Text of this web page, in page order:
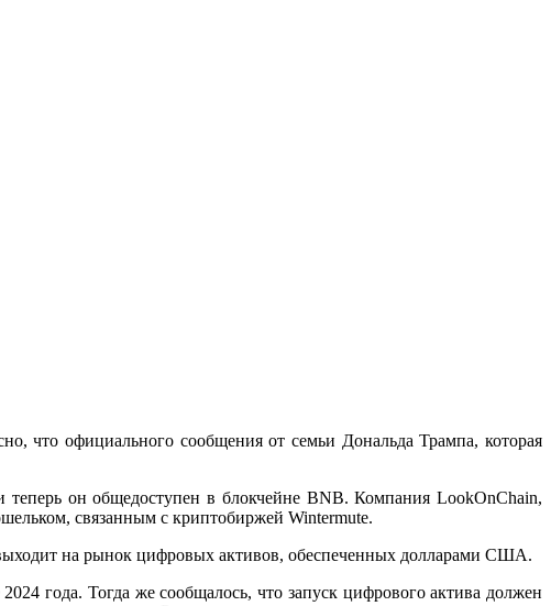
что официального сообщения от семьи Дональда Трампа, которая
он общедоступен в блокчейне BNB. Компания LookOnChain,
связанным с криптобиржей Wintermute.
на рынок цифровых активов, обеспеченных долларами США.
года. Тогда же сообщалось, что запуск цифрового актива должен